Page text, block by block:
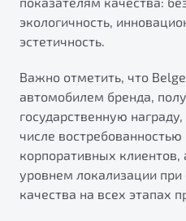
Обзор В наличии
X70
Подробно
Автомобили в наличии
Тест-драйв
Автокредит
Спецпредложения
Будьте еще более уверены
"Помощь на дорогах"
Преимущества программы
экологичность,
эстетичность.
Важно отметить, что
автомобилем бренда,
государственную
числе
корпоративных
уровнем локализации
качества на всех этапах